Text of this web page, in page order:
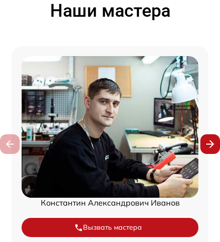
Наши мастера
Константин Александрович Иванов
Вызвать мастера